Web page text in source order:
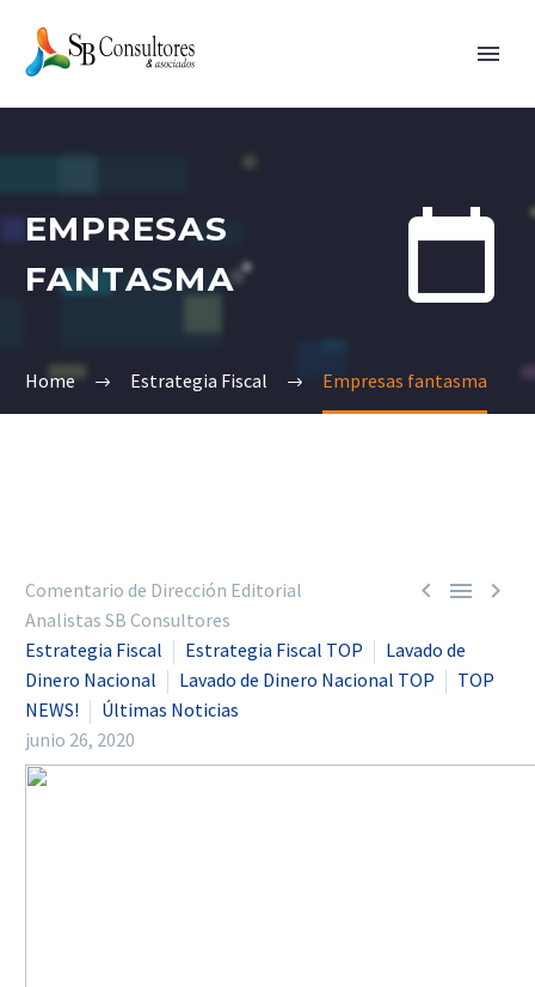


EMPRESAS
FANTASMA
Home Estrategia Fiscal Empresas fantasma
  
Comentario de Dirección Editorial
Analistas SB Consultores
Estrategia Fiscal
Estrategia Fiscal TOP
Lavado de
Dinero Nacional
Lavado de Dinero Nacional TOP
TOP
NEWS!
Últimas Noticias
junio 26, 2020